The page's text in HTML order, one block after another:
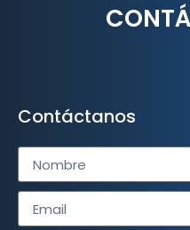
Contáctanos